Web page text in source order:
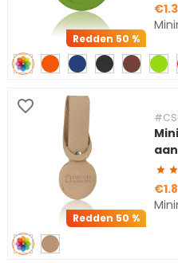
Redden 50 %
Redden 50 %